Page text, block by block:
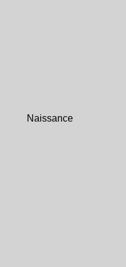
Naissance